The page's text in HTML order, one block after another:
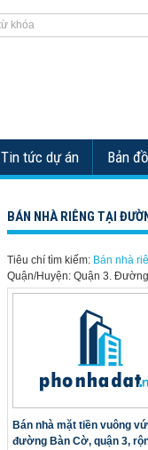
Tin tức dự án Bản
BÁN NHÀ RIÊNG TẠI
Tiêu chí tìm kiếm: Bán nhà
Quận/Huyện: Quận 3.
Bán nhà mặt tiền vuông
đường Bàn Cờ, quận 3,